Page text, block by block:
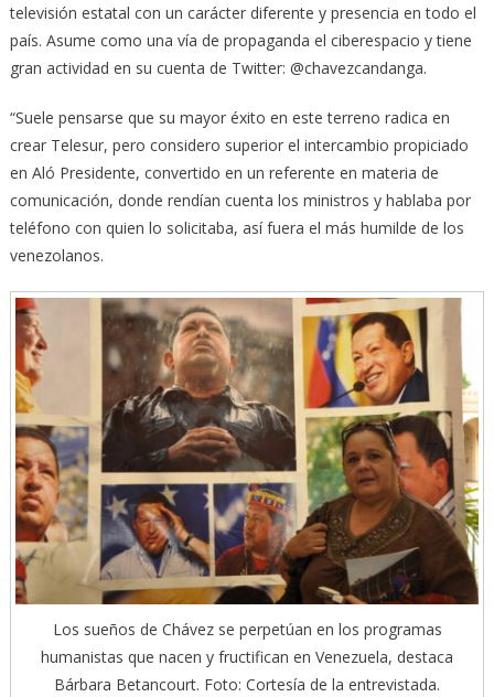
televisión estatal con un carácter diferente y presencia en todo el
país. Asume como una vía de propaganda el ciberespacio y tiene
gran actividad en su cuenta de Twitter: @chavezcandanga.
“Suele pensarse que su mayor éxito en este terreno radica en
crear Telesur, pero considero superior el intercambio propiciado
en Aló Presidente, convertido en un referente en materia de
comunicación, donde rendían cuenta los ministros y hablaba por
teléfono con quien lo solicitaba, así fuera el más humilde de los
venezolanos.
Los sueños de Chávez se perpetúan en los programas
humanistas que nacen y fructifican en Venezuela, destaca
Bárbara Betancourt. Foto: Cortesía de la entrevistada.